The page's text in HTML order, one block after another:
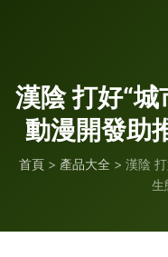
漢陰 打好“
動漫開發助
首頁 > 產品大全 > 漢陰
生